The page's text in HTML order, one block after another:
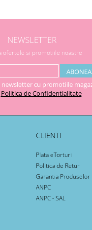
NEWSLETTER
ofertele si promotiile noastre
newsletter cu promotiile
Politica de Confidentialitate
CLIENTI
Plata eTorturi
Politica de Retur
Garantia Produselor
ANPC
ANPC - SAL